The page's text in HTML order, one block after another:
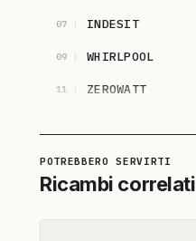
07 INDESIT
09 WHIRLPOOL
11 ZEROWATT
Ricambi correlati